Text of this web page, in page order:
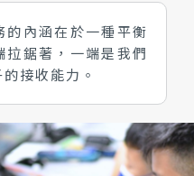
的內涵在於一種平衡
拉鋸著，一端是我們
接收能力。